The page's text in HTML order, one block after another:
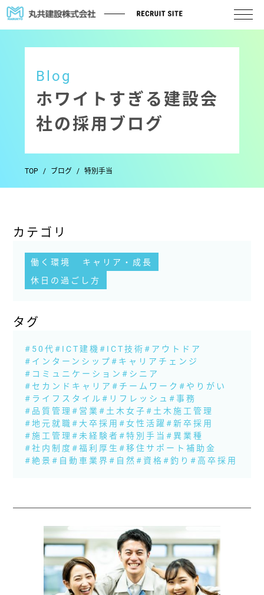
Blog
ホワイトすぎる建設会
社の採用ブログ
TOP ブログ 特別手当
カテゴリ
働く環境
キャリア・成長
休日の過ごし方
タグ
#50代#ICT建機#ICT技術#アウトドア
#インターンシップ#キャリアチェンジ
#コミュニケーション#シニア
#セカンドキャリア#チームワーク#やりがい
#ライフスタイル#リフレッシュ#事務
#品質管理#営業#土木女子#土木施工管理
#地元就職#大卒採用#女性活躍#新卒採用
#施工管理#未経験者#特別手当#異業種
#社内制度#福利厚生#移住サポート補助金
#絶景#自動車業界#自然#資格#釣り#高卒採用